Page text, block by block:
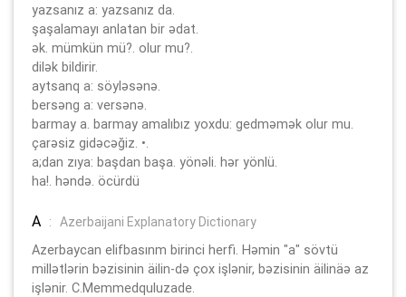
yazsanız a: yazsanız da.
şaşalamayı anlatan bir ədat.
ək. mümkün mü?. olur mu?.
dilək bildirir.
aytsanq a: söyləsənə.
bersəng a: versənə.
barmay a. barmay amalıbız yoxdu: gedməmək olur mu.
çarəsiz gidəcəğiz. •.
a;dan zıya: başdan başa. yönəli. hər yönlü.
ha!. həndə. öcürdü
A : Azerbaijani Explanatory Dictionary
Azerbaycan elifbasınm birinci herfi. Həmin "a" sövtü
millətlərin bəzisinin äilin-də çox işlənir, bəzisinin äilinäə az
işlənir. C.Memmedquluzade.